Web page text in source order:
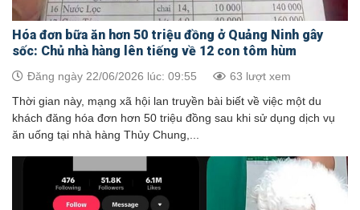
Hóa đơn bữa ăn hơn 50 triệu đồng ở Quảng Ninh gây
sốc: Chủ nhà hàng lên tiếng về 12 con tôm hùm
Đăng ngày 22/06/2026 lúc: 09:55 63 lượt xem
Thời gian này, mạng xã hội lan truyền bài biết về việc một du
khách đăng hóa đơn hơn 50 triệu đồng sau khi sử dụng dịch vụ
ăn uống tại nhà hàng Thủy Chung,...